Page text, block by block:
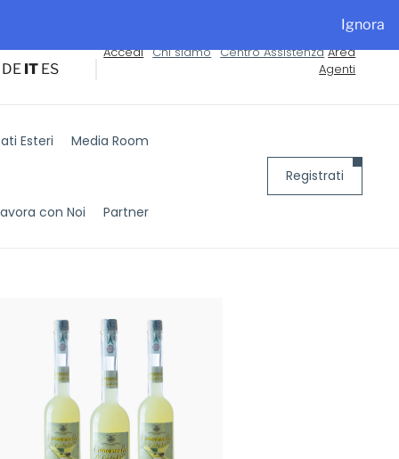
Ignora
DE IT ES
Accedi Chi siamo Centro Assistenza Area
Agenti
Esteri Media Room
con Noi Partner
Registrati